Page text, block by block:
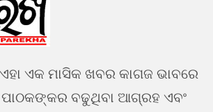
ଏକ ମାସିକ ଖବର କାଗଜ ଭାବରେ
ବଢୁଥିବା ଆଗ୍ରହ ଏବଂ